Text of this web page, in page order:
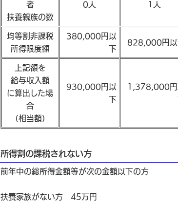
者
扶養親族の数
0人 1人
均等割非課税
所得限度額
380,000円以
下
828,000円以
上記額を
給与収入額
に算出した場
合
（相当額）
930,000円以
下
1,378,000円
所得割の課税されない方
前年中の総所得金額等が次の金額以下の方
扶養家族がない方 45万円